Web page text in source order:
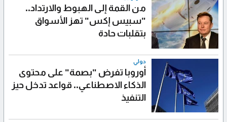
من القمة إلى الهبوط والارتداد..
"سبيس إكس" تهز الأسواق
بتقلبات حادة
دولي
أوروبا تفرض "بصمة" على محتوى
الذكاء الاصطناعي.. قواعد تدخل حيز
التنفيذ